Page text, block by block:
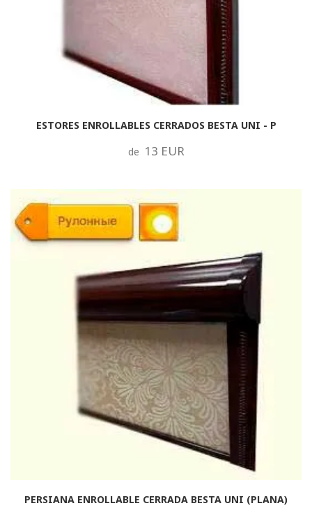
ESTORES ENROLLABLES CERRADOS BESTA UNI - P
de 13 EUR
PERSIANA ENROLLABLE CERRADA BESTA UNI (PLANA)